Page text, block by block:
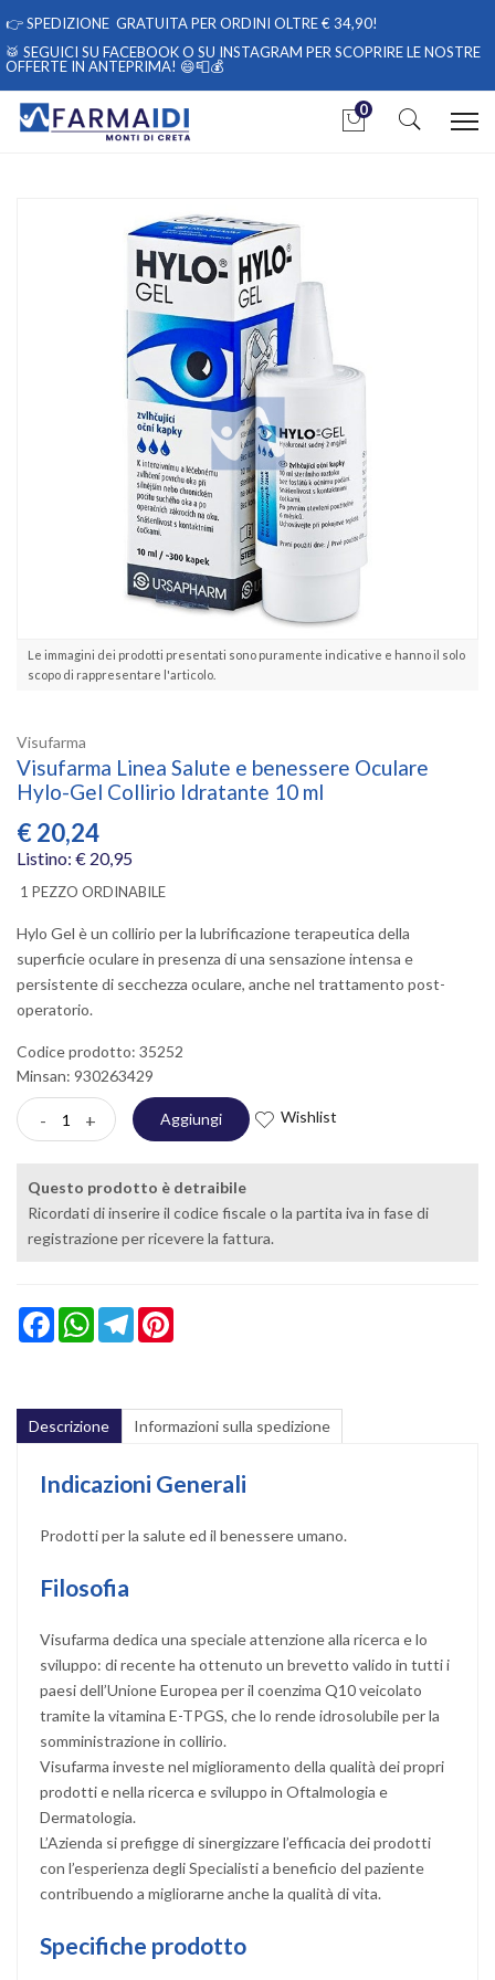
👉SPEDIZIONE GRATUITA PER ORDINI OLTRE € 34,90!
🥁 SEGUICI SU FACEBOOKO SU INSTAGRAM PER SCOPRIRE LE NOSTRE
OFFERTE IN ANTEPRIMA! 😄📮💰
0
Idratante 10 ml
Le immagini dei prodotti presentati sono puramente indicative e hanno il solo
scopo di rappresentare l'articolo.
Visufarma
Visufarma Linea Salute e benessere Oculare
Hylo-Gel Collirio Idratante 10 ml
€20,24
Listino: € 20,95
1 PEZZO ORDINABILE
Hylo Gel è un collirio per la lubrificazione terapeutica della
superficie oculare in presenza di una sensazione intensa e
persistente di secchezza oculare, anche nel trattamento post-
operatorio.
Codice prodotto: 35252
Minsan: 930263429
- + Aggiungi Wishlist
Questo prodotto è detraibile
Ricordati di inserire il codice fiscale o la partita iva in fase di
registrazione per ricevere la fattura.
FacebookWhatsAppTelegram
Descrizione Informazioni sulla spedizione
Indicazioni Generali
Prodotti per la salute ed il benessere umano.
Filosofia
Visufarma dedica una speciale attenzione alla ricerca e lo
sviluppo: di recente ha ottenuto un brevetto valido in tutti i
paesi dell’Unione Europea per il coenzima Q10 veicolato
tramite la vitamina E-TPGS, che lo rende idrosolubile per la
somministrazione in collirio.
Visufarma investe nel miglioramento della qualità dei propri
prodotti e nella ricerca e sviluppo in Oftalmologia e
Dermatologia.
L’Azienda si prefigge di sinergizzare l’efficacia dei prodotti
con l’esperienza degli Specialisti a beneficio del paziente
contribuendo a migliorarne anche la qualità di vita.
Specifiche prodotto